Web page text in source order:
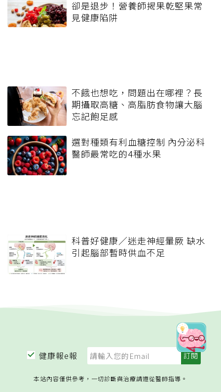
卻是退步！營養師揭果乾堅果常
見健康陷阱
不餓也想吃，問題出在哪裡？長
期攝取高糖、高脂肪食物讓大腦
忘記飽足感
選對種類有利血糖控制 內分泌科
醫師最常吃的4種水果
科普好健康／迷走神經暈厥 缺水
引起腦部暫時供血不足
健康報e報
本站內容僅供參考，一切診斷與治療請遵從醫師指導。